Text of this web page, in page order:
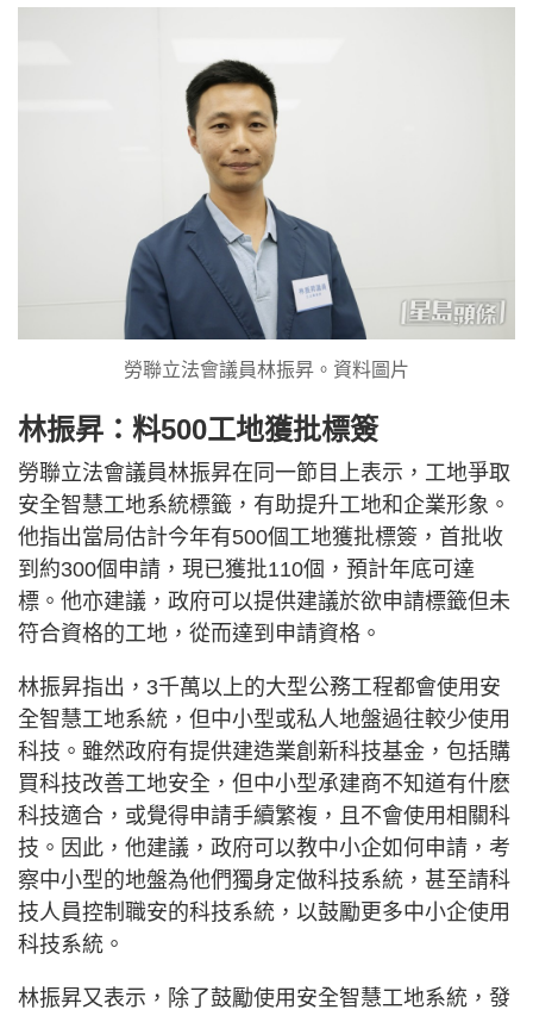
勞聯立法會議員林振昇。資料圖片
林振昇：料500工地獲批標簽
勞聯立法會議員林振昇在同一節目上表示，工地爭取
安全智慧工地系統標籤，有助提升工地和企業形象。
他指出當局估計今年有500個工地獲批標簽，首批收
到約300個申請，現已獲批110個，預計年底可達
標。他亦建議，政府可以提供建議於欲申請標籤但未
符合資格的工地，從而達到申請資格。
林振昇指出，3千萬以上的大型公務工程都會使用安
全智慧工地系統，但中小型或私人地盤過往較少使用
科技。雖然政府有提供建造業創新科技基金，包括購
買科技改善工地安全，但中小型承建商不知道有什麽
科技適合，或覺得申請手續繁複，且不會使用相關科
技。因此，他建議，政府可以教中小企如何申請，考
察中小型的地盤為他們獨身定做科技系統，甚至請科
技人員控制職安的科技系統，以鼓勵更多中小企使用
科技系統。
林振昇又表示，除了鼓勵使用安全智慧工地系統，發